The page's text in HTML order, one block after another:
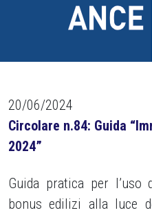
20/06/2024
Circolare n.84: Guida
2024”
Guida pratica per l’uso
bonus edilizi alla luce